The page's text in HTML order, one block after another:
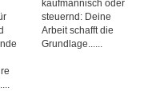
kaufmännisch oder
steuernd: Deine
Arbeit schafft die
Grundlage......